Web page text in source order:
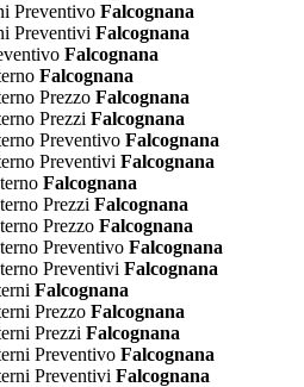
Preventivo Falcognana
Preventivi Falcognana
Falcognana
Falcognana
Prezzo Falcognana
Prezzi Falcognana
Preventivo Falcognana
Preventivi Falcognana
Falcognana
Prezzi Falcognana
Prezzo Falcognana
Preventivo Falcognana
Preventivi Falcognana
Falcognana
Prezzo Falcognana
Prezzi Falcognana
Preventivo Falcognana
Preventivi Falcognana